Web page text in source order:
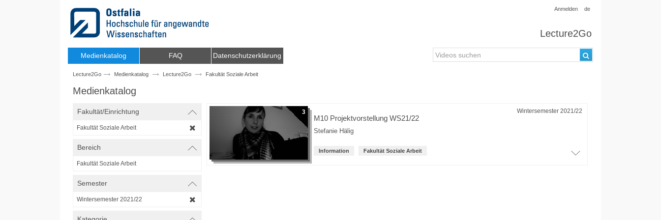
Anmelden de
Lecture2Go
Medienkatalog FAQ Datenschutzerklärung
Lecture2Go Medienkatalog Lecture2Go Fakultät Soziale Arbeit
Medienkatalog
Fakultät/Einrichtung
Fakultät Soziale Arbeit
Bereich
Fakultät Soziale Arbeit
Semester
Wintersemester 2021/22
3 Wintersemester 2021/22
M10 Projektvorstellung WS21/22
Stefanie Hälig
Information Fakultät Soziale Arbeit